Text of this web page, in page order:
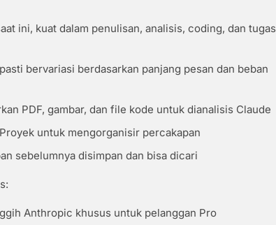
ini, kuat dalam penulisan, analisis, coding, dan tugas
bervariasi berdasarkan panjang pesan dan beban
PDF, gambar, dan file kode untuk dianalisis Claude
untuk mengorganisir percakapan
sebelumnya disimpan dan bisa dicari
Anthropic khusus untuk pelanggan Pro